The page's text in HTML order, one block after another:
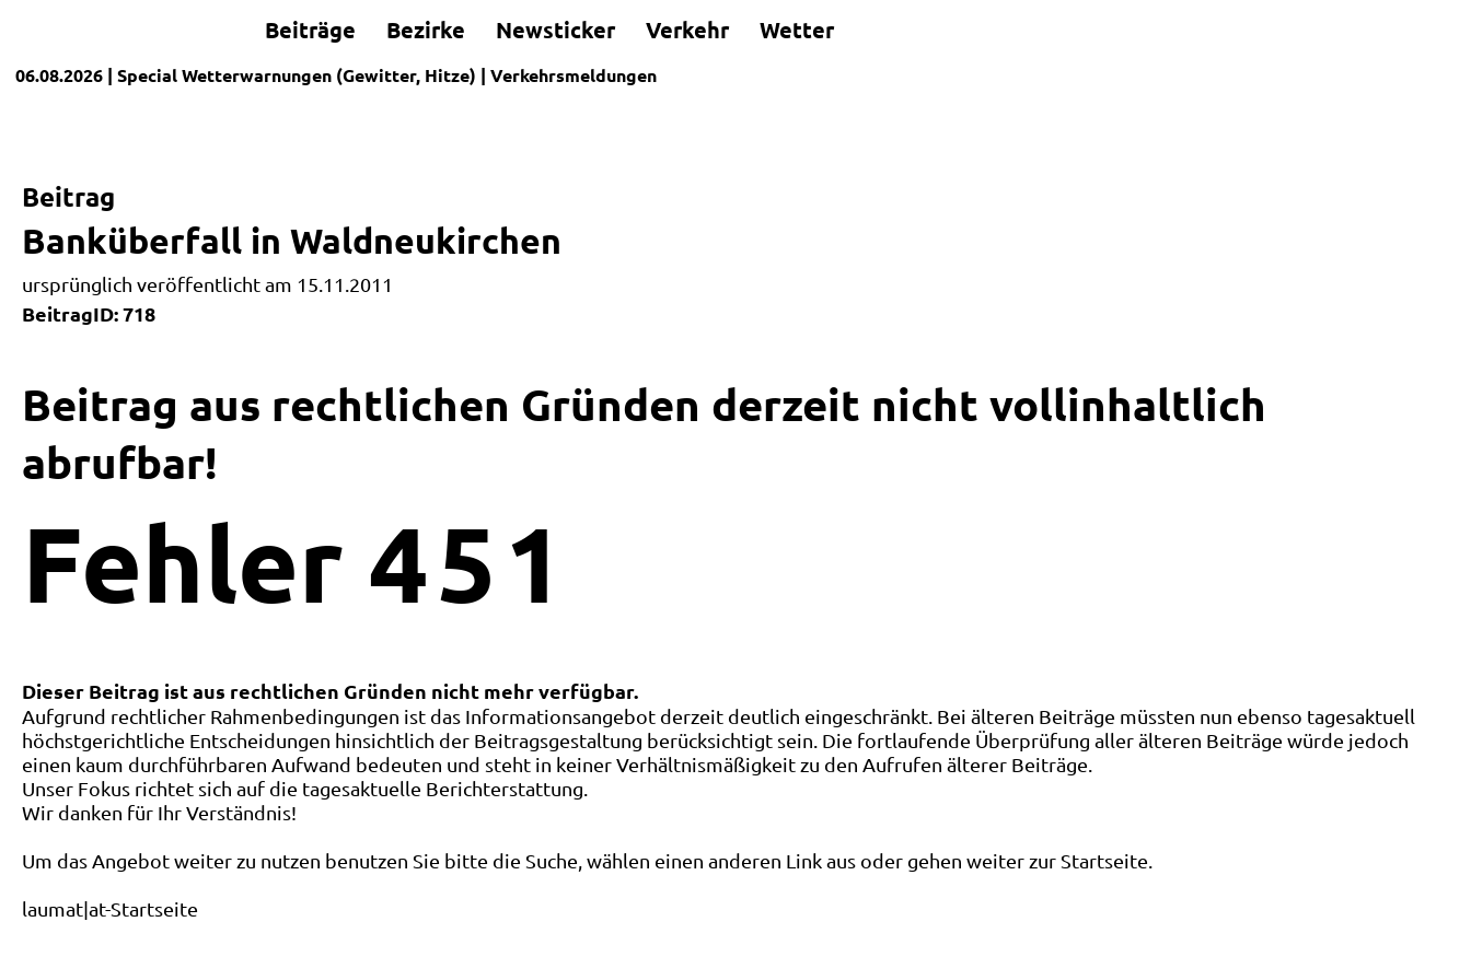
Beiträge Bezirke Newsticker Verkehr Wetter
06.08.2026 | SpecialWetterwarnungen (Gewitter, Hitze) | Verkehrsmeldungen
Beitrag
Banküberfall in Waldneukirchen
ursprünglich veröffentlicht am 15.11.2011
BeitragID: 718
Beitrag aus rechtlichen Gründen derzeit nicht vollinhaltlich
abrufbar!
Fehler 4 5 1
Dieser Beitrag ist aus rechtlichen Gründen nicht mehr verfügbar.
Aufgrund rechtlicher Rahmenbedingungen ist das Informationsangebot derzeit deutlich eingeschränkt. Bei älteren Beiträge müssten nun ebenso tagesaktuell
höchstgerichtliche Entscheidungen hinsichtlich der Beitragsgestaltung berücksichtigt sein. Die fortlaufende Überprüfung aller älteren Beiträge würde jedoch
einen kaum durchführbaren Aufwand bedeuten und steht in keiner Verhältnismäßigkeit zu den Aufrufen älterer Beiträge.
Unser Fokus richtet sich auf die tagesaktuelle Berichterstattung.
Wir danken für Ihr Verständnis!
Um das Angebot weiter zu nutzen benutzen Sie bitte die Suche, wählen einen anderen Link aus oder gehen weiter zur Startseite.
laumat|at-Startseite